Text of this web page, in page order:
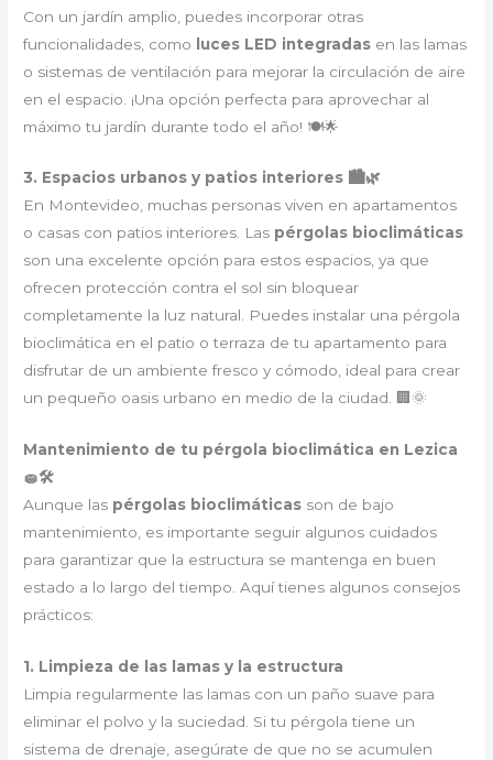
Con un jardín amplio, puedes incorporar otras
funcionalidades, como luces LED integradas en las lamas
o sistemas de ventilación para mejorar la circulación de aire
en el espacio. ¡Una opción perfecta para aprovechar al
máximo tu jardín durante todo el año! 🍽️🌟
3. Espacios urbanos y patios interiores 🏙️🌿
En Montevideo, muchas personas viven en apartamentos
o casas con patios interiores. Las pérgolas bioclimáticas
son una excelente opción para estos espacios, ya que
ofrecen protección contra el sol sin bloquear
completamente la luz natural. Puedes instalar una pérgola
bioclimática en el patio o terraza de tu apartamento para
disfrutar de un ambiente fresco y cómodo, ideal para crear
un pequeño oasis urbano en medio de la ciudad. 🏢🌞
Mantenimiento de tu pérgola bioclimática en Lezica
🧽🛠
Aunque las pérgolas bioclimáticas son de bajo
mantenimiento, es importante seguir algunos cuidados
para garantizar que la estructura se mantenga en buen
estado a lo largo del tiempo. Aquí tienes algunos consejos
prácticos:
1. Limpieza de las lamas y la estructura
Limpia regularmente las lamas con un paño suave para
eliminar el polvo y la suciedad. Si tu pérgola tiene un
sistema de drenaje, asegúrate de que no se acumulen